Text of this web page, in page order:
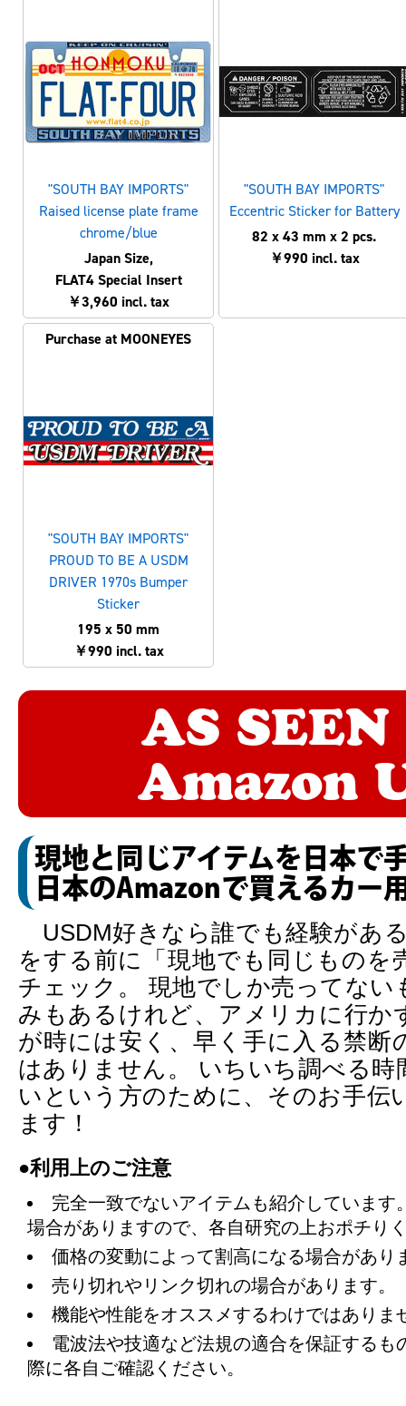
"SOUTH BAY IMPORTS"
Raised license plate frame
chrome/blue
Japan Size,
FLAT4 Special Insert
￥3,960 incl. tax
"SOUTH BAY IMPORTS"
Eccentric Sticker for Battery
82 x 43 mm x 2 pcs.
￥990 incl. tax
Purchase at MOONEYES
"SOUTH BAY IMPORTS"
PROUD TO BE A USDM
DRIVER 1970s Bumper
Sticker
195 x 50 mm
￥990 incl. tax
AS SEEN
Amazon
現地と同じアイテムを日本で
日本のAmazonで買えるカー
USDM好きなら誰でも経験があ
をする前に「現地でも同じものを
チェック。 現地でしか売ってない
みもあるけれど、アメリカに行か
が時には安く、早く手に入る禁断
はありません。 いちいち調べる時
いという方のために、そのお手伝
ます！
●利用上のご注意
完全一致でないアイテムも紹介しています
場合がありますので、各自研究の上おポチり
価格の変動によって割高になる場合があり
売り切れやリンク切れの場合があります。
機能や性能をオススメするわけではありま
電波法や技適など法規の適合を保証するも
際に各自ご確認ください。